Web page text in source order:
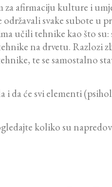
za afirmaciju kulture i
svake subote u
učili tehnike kao što su:
na drvetu. Razlozi
te se samostalno
i da će svi elementi
koliko su